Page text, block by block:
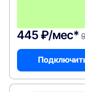
445 ₽/мес*